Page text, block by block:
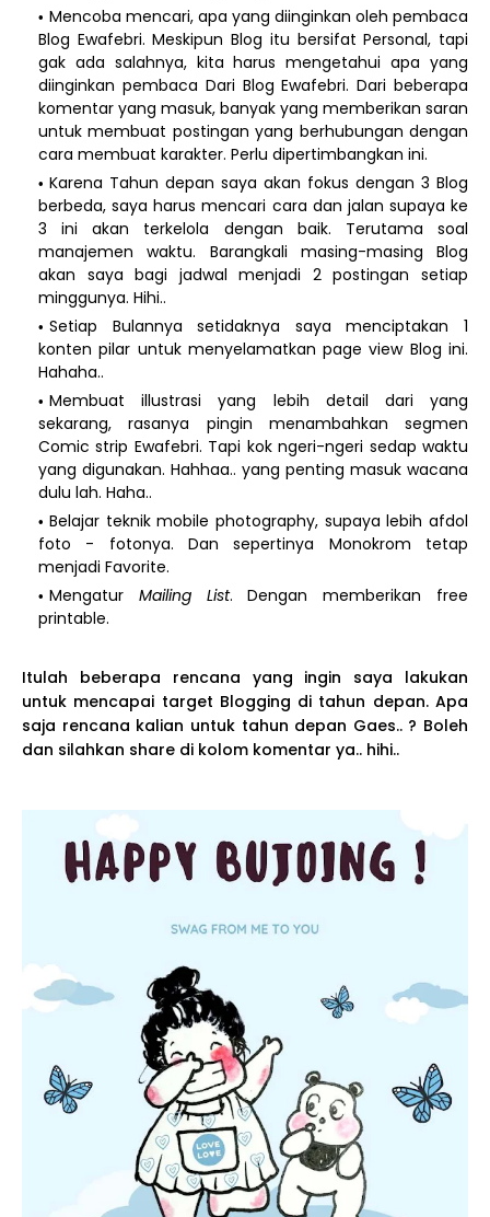
Mencoba mencari, apa yang diinginkan oleh pembaca
Blog Ewafebri. Meskipun Blog itu bersifat Personal, tapi
gak ada salahnya, kita harus mengetahui apa yang
diinginkan pembaca Dari Blog Ewafebri. Dari beberapa
komentar yang masuk, banyak yang memberikan saran
untuk membuat postingan yang berhubungan dengan
cara membuat karakter. Perlu dipertimbangkan ini.
Karena Tahun depan saya akan fokus dengan 3 Blog
berbeda, saya harus mencari cara dan jalan supaya ke
3 ini akan terkelola dengan baik. Terutama soal
manajemen waktu. Barangkali masing-masing Blog
akan saya bagi jadwal menjadi 2 postingan setiap
minggunya. Hihi..
Setiap Bulannya setidaknya saya menciptakan 1
konten pilar untuk menyelamatkan page view Blog ini.
Hahaha..
Membuat illustrasi yang lebih detail dari yang
sekarang, rasanya pingin menambahkan segmen
Comic strip Ewafebri. Tapi kok ngeri-ngeri sedap waktu
yang digunakan. Hahhaa.. yang penting masuk wacana
dulu lah. Haha..
Belajar teknik mobile photography, supaya lebih afdol
foto - fotonya. Dan sepertinya Monokrom tetap
menjadi Favorite.
Mengatur Mailing List. Dengan memberikan free
printable.
Itulah beberapa rencana yang ingin saya lakukan
untuk mencapai target Blogging di tahun depan. Apa
saja rencana kalian untuk tahun depan Gaes.. ? Boleh
dan silahkan share di kolom komentar ya.. hihi..